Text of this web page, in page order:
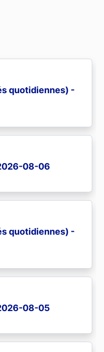
quotidiennes) -
08-06
quotidiennes) -
08-05